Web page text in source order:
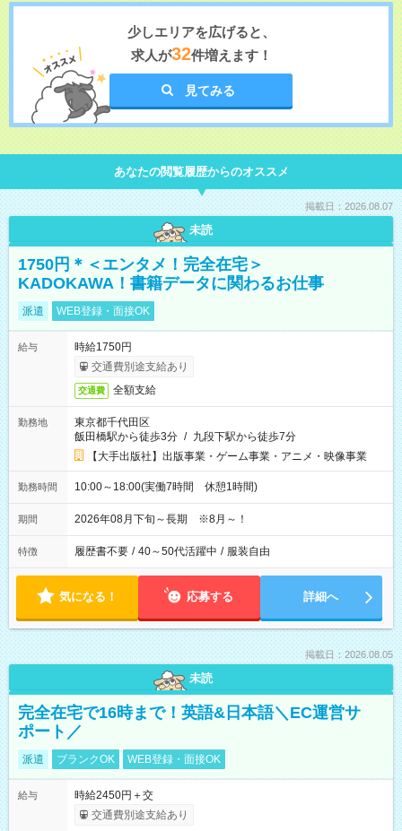
少しエリアを広げると、
求人が32件増えます！
見てみる
あなたの閲覧履歴からのオススメ
掲載日：2026.08.07
未読
1750円＊＜エンタメ！完全在宅＞
KADOKAWA！書籍データに関わるお仕事
派遣 WEB登録・面接OK
給与
時給1750円
交通費別途支給あり
交通費 全額支給
勤務地
東京都千代田区
飯田橋駅から徒歩3分 / 九段下駅から徒歩7分
【大手出版社】出版事業・ゲーム事業・アニメ・映像事業
勤務時間 10:00～18:00(実働7時間 休憩1時間)
期間 2026年08月下旬～長期 ※8月～！
特徴 履歴書不要 / 40～50代活躍中 / 服装自由
気になる！ 応募する 詳細へ
掲載日：2026.08.05
未読
完全在宅で16時まで！英語&日本語＼EC運営サ
ポート／
派遣 ブランクOK WEB登録・面接OK
給与
時給2450円＋交
交通費別途支給あり